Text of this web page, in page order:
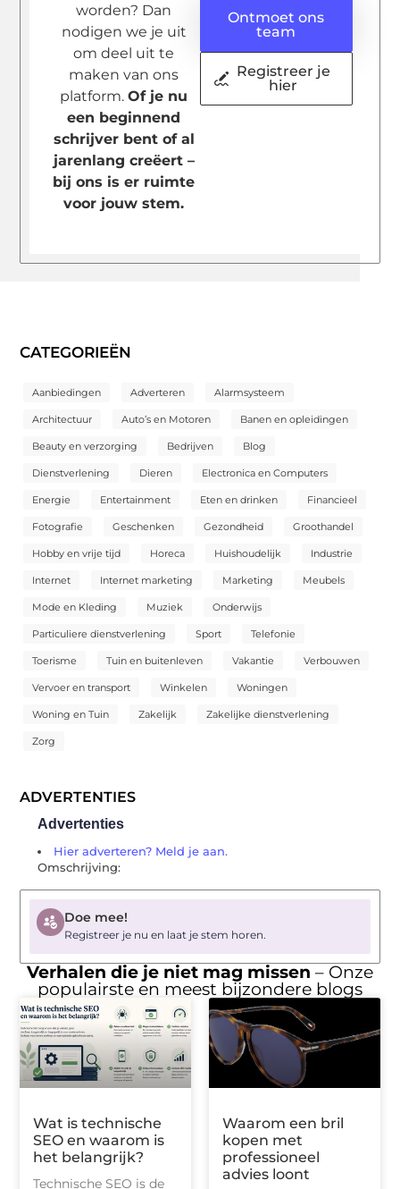
worden? Dan
nodigen we je uit
om deel uit te
maken van ons
platform.Of je nu
een beginnend
schrijver bent of al
jarenlang creëert –
bij ons is er ruimte
voor jouw stem.
Ontmoet ons
team
Registreer je
hier
CATEGORIEËN
Aanbiedingen Adverteren Alarmsysteem
Architectuur Auto’s en Motoren Banen en opleidingen
Beauty en verzorging Bedrijven Blog
Dienstverlening Dieren Electronica en Computers
Energie Entertainment Eten en drinken Financieel
Fotografie Geschenken Gezondheid Groothandel
Hobby en vrije tijd Horeca Huishoudelijk Industrie
Internet Internet marketing Marketing Meubels
Mode en Kleding Muziek Onderwijs
Particuliere dienstverlening Sport Telefonie
Toerisme Tuin en buitenleven Vakantie Verbouwen
Vervoer en transport Winkelen Woningen
Woning en Tuin Zakelijk Zakelijke dienstverlening
Zorg
ADVERTENTIES
Advertenties
Hier adverteren? Meld je aan.
Omschrijving:
Doe mee!
Registreer je nu en laat je stem horen.
Verhalen die je niet mag missen – Onze
populairste en meest bijzondere blogs
Wat is technische
SEO en waarom is
het belangrijk?
Technische SEO is de
Waarom een bril
kopen met
professioneel
advies loont